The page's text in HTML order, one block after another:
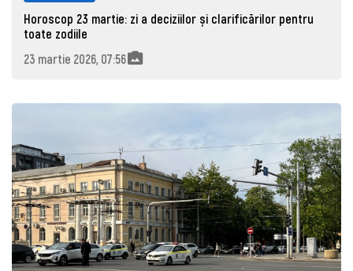
Horoscop 23 martie: zi a deciziilor și clarificărilor pentru
toate zodiile
23 martie 2026, 07:56